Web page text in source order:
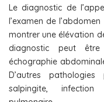
Le diagnostic de
l’examen de
montrer une élévation
diagnostic peut
échographie
D’autres
salpingite, infection